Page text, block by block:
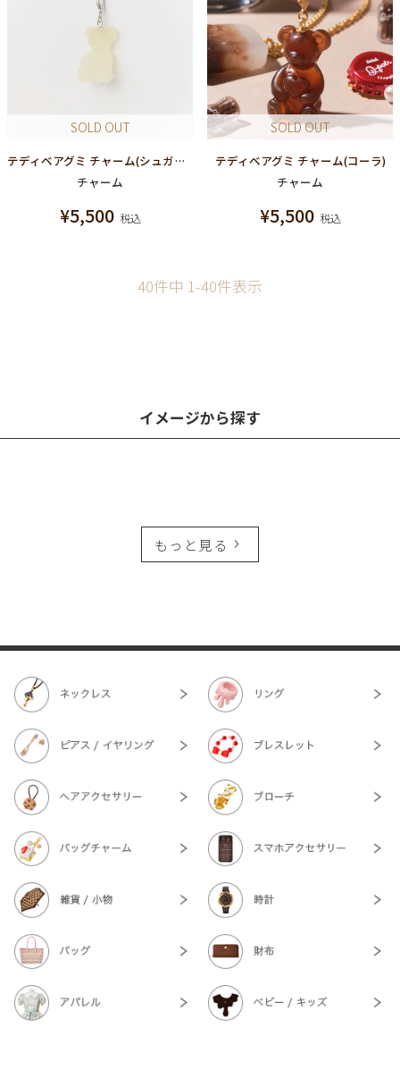
SOLD OUT
テディベアグミ チャーム(シュガースノー)
チャーム
¥5,500 税込
SOLD OUT
テディベアグミ チャーム(コーラ)
チャーム
¥5,500 税込
40件中 1-40件表示
イメージから探す
もっと見る